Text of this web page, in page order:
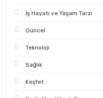
İş Hayatı ve Yaşam Tarzı
Güncel
Teknoloji
Sağlık
Keşfet